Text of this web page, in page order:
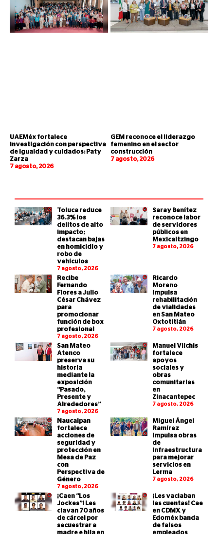
UAEMéx fortalece
investigación con perspectiva
de igualdad y cuidados: Paty
Zarza
7 agosto, 2026
GEM reconoce el liderazgo
femenino en el sector
construcción
7 agosto, 2026
Toluca reduce
36.3% los
delitos de alto
impacto;
destacan bajas
en homicidio y
robo de
vehículos
7 agosto, 2026
Saray Benítez
reconoce labor
de servidores
públicos en
Mexicaltzingo
7 agosto, 2026
Recibe
Fernando
Flores a Julio
César Chávez
para
promocionar
función de box
profesional
7 agosto, 2026
Ricardo
Moreno
impulsa
rehabilitación
de vialidades
en San Mateo
Oxtotitlán
7 agosto, 2026
San Mateo
Atenco
preserva su
historia
mediante la
exposición
“Pasado,
Presente y
Alrededores”
7 agosto, 2026
Manuel Vilchis
fortalece
apoyos
sociales y
obras
comunitarias
en
Zinacantepec
7 agosto, 2026
Naucalpan
fortalece
acciones de
seguridad y
protección en
Mesa de Paz
con
Perspectiva de
Género
7 agosto, 2026
Miguel Ángel
Ramírez
impulsa obras
de
infraestructura
para mejorar
servicios en
Lerma
7 agosto, 2026
¡Caen “Los
Jockes”! Les
clavan 70 años
de cárcel por
secuestrar a
¡Les vaciaban
las cuentas! Cae
en CDMX y
Edoméx banda
de falsos